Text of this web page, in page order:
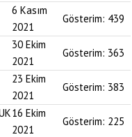
6 Kasım
2021
Gösterim: 439
30 Ekim
2021
Gösterim: 363
23 Ekim
2021
Gösterim: 383
16 Ekim
2021
Gösterim: 225